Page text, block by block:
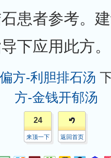
患者参考。
下应用此方。
方-利胆排石汤
方-金钱开郁汤
24
来顶一下 返回首页